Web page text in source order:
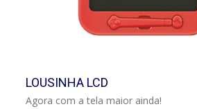
LOUSINHA LCD
Agora com a tela maior ainda!